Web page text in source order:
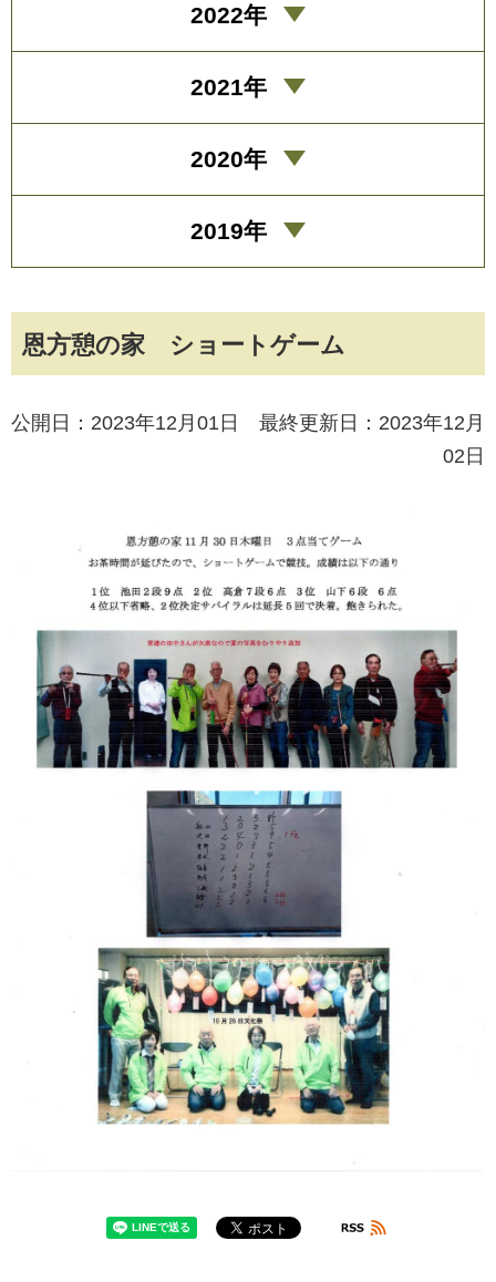
恩方憩の家 ショートゲーム
公開日：2023年12月01日 最終更新日：2023年12月
02日
2022年
2021年
2020年
2019年